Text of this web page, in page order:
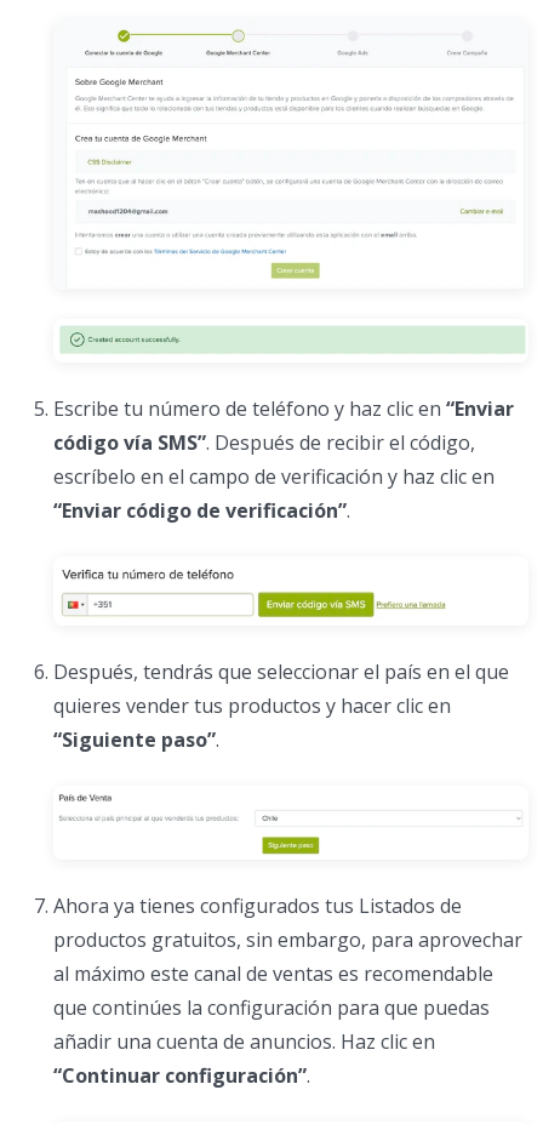
Escribe tu número de teléfono y haz clic en “Enviar
código vía SMS”. Después de recibir el código,
escríbelo en el campo de verificación y haz clic en
“Enviar código de verificación”.
Después, tendrás que seleccionar el país en el que
quieres vender tus productos y hacer clic en
“Siguiente paso”.
Ahora ya tienes configurados tus Listados de
productos gratuitos, sin embargo, para aprovechar
al máximo este canal de ventas es recomendable
que continúes la configuración para que puedas
añadir una cuenta de anuncios. Haz clic en
“Continuar configuración”.